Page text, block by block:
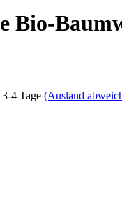
Bio-
3-4 Tage (Ausland